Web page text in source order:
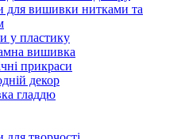
для вишивки нитками та
у пластику
вишивка
прикраси
декор
гладдю